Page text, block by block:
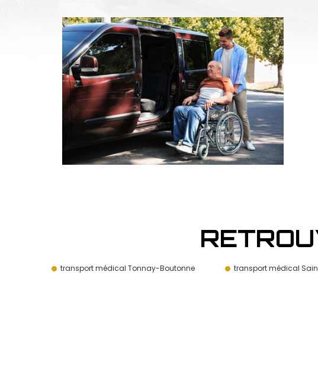
transport médical Tonnay-Boutonne transport médical